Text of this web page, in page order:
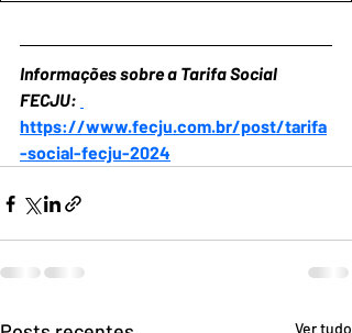
Informações sobre a Tarifa Social
FECJU:
https://www.fecju.com.br/post/tarifa
-social-fecju-2024
Ver tudo